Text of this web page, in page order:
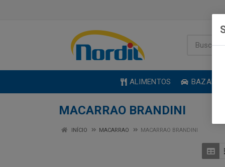
ALIMENTOS BAZAR
MACARRAO BRANDINI
INÍCIO MACARRAO MACARRAO BRANDINI